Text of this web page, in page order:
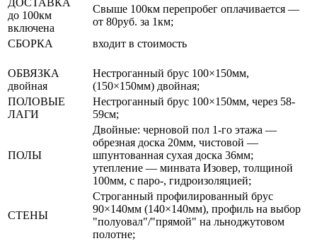
до 100км
включена
Свыше 100км перепробег оплачивается —
от 80руб. за 1км;
СБОРКА
входит в стоимость
ОБВЯЗКА
двойная
Нестроганный брус 100×150мм,
(150×150мм) двойная;
ПОЛОВЫЕ
ЛАГИ
Нестроганный брус 100×150мм, через 58-
59см;
ПОЛЫ
Двойные: черновой пол 1-го этажа —
обрезная доска 20мм, чистовой —
шпунтованная сухая доска 36мм;
утепление — минвата Изовер, толщиной
100мм, с паро-, гидроизоляцией;
СТЕНЫ
Строганный профилированный брус
90×140мм (140×140мм), профиль на выбор
"полуовал"/"прямой" на льноджутовом
полотне;